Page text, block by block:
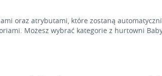
oraz atrybutami, które zostaną
Możesz wybrać kategorie z hurtowni